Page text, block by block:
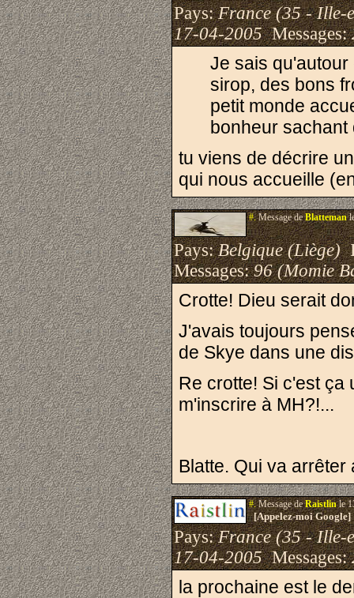
Pays:France (35 - Ille-
17-04-2005Messages:
Je sais
sirop, des bons
petit monde
bonheur sachant
tu viens de décrire
qui nous accueille
#.Message deBlatteman
Pays:Belgique (Liège)
Messages:96 (Momie
Crotte! Dieu serait
J'avais toujours
de Skye dans une
Re crotte! Si c'est ça
m'inscrire à MH?!...
Blatte. Qui va
#.Message deRaistlinle
[Appelez-moi
Pays:France (35 - Ille-
17-04-2005Messages:
la prochaine est le